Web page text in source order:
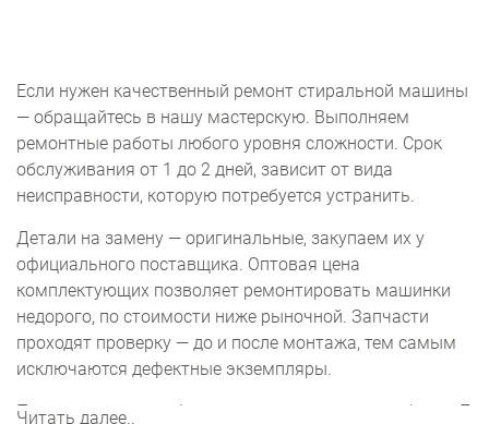
Если нужен качественный ремонт стиральной машины
— обращайтесь в нашу мастерскую. Выполняем
ремонтные работы любого уровня сложности. Срок
обслуживания от 1 до 2 дней, зависит от вида
неисправности, которую потребуется устранить.
Детали на замену — оригинальные, закупаем их у
официального поставщика. Оптовая цена
комплектующих позволяет ремонтировать машинки
недорого, по стоимости ниже рыночной. Запчасти
проходят проверку — до и после монтажа, тем самым
исключаются дефектные экземпляры.
Подать заявку на обслуживание можно по телефону +7
Читать далее..